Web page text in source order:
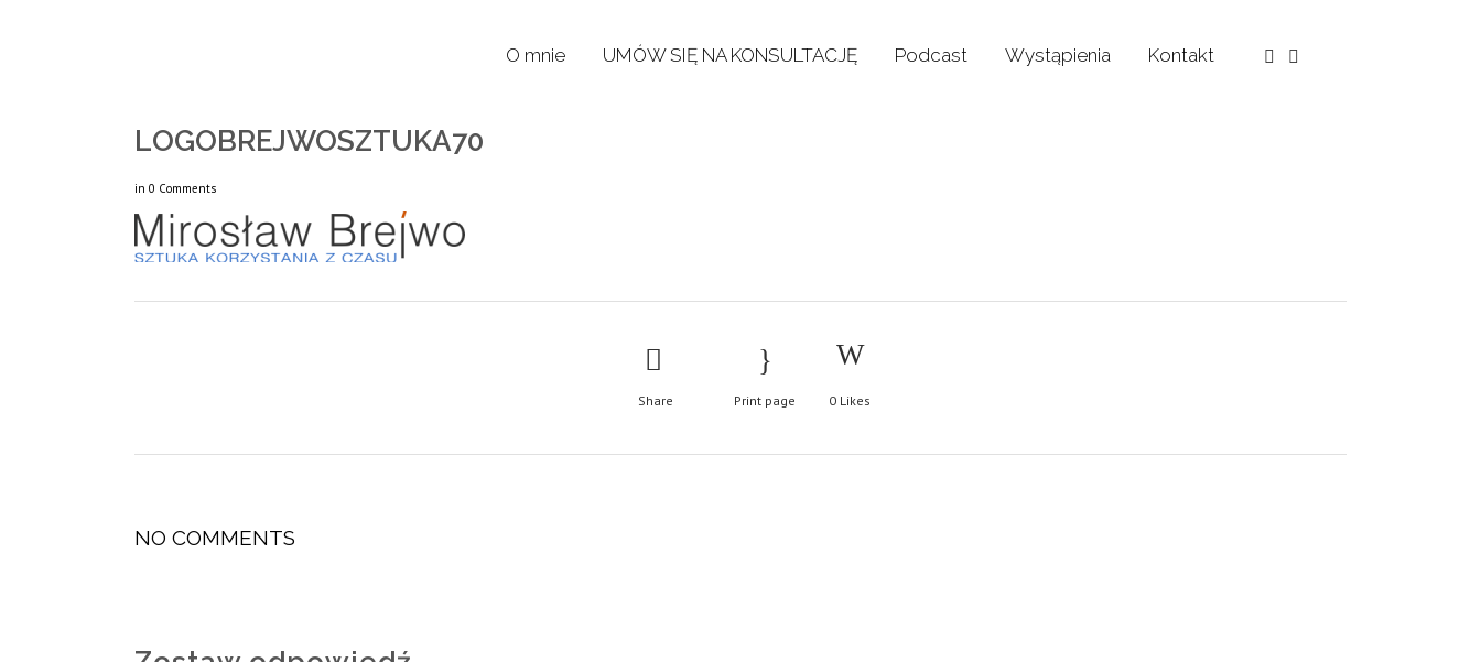
O mnie UMÓW SIĘ NA KONSULTACJĘ Podcast Wystąpienia Kontakt
LOGOBREJWOSZTUKA70
in 0 Comments
Share Print page 0 Likes
NO COMMENTS